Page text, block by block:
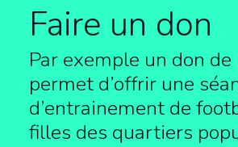
Faire un don
Par exemple un don
permet d’offrir une
d’entrainement de
filles des quartiers